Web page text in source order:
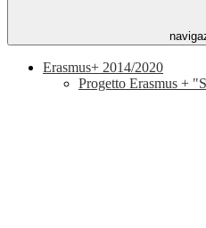
Erasmus+ 2014/2020
Progetto Erasmus +